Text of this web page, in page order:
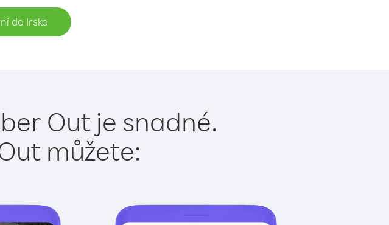
do Irsko
Out je snadné.
můžete: